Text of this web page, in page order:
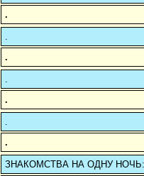
.
.
.
.
ЗНАКОМСТВА НА ОДНУ НОЧЬ: